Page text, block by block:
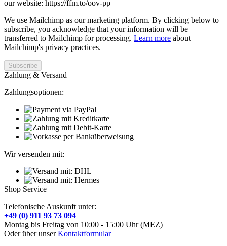
our website: https://ffm.to/oov-pp
We use Mailchimp as our marketing platform. By clicking below to
subscribe, you acknowledge that your information will be
transferred to Mailchimp for processing. Learn more about
Mailchimp's privacy practices.
Zahlung & Versand
Zahlungsoptionen:
Wir versenden mit:
Shop Service
Telefonische Auskunft unter:
+49 (0) 911 93 73 094
Montag bis Freitag von 10:00 - 15:00 Uhr (MEZ)
Oder über unserKontaktformular